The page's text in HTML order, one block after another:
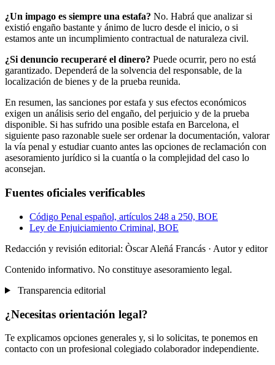
¿Un impago es siempre una estafa? No. Habrá que analizar si
existió engaño bastante y ánimo de lucro desde el inicio, o si
estamos ante un incumplimiento contractual de naturaleza civil.
¿Si denuncio recuperaré el dinero? Puede ocurrir, pero no está
garantizado. Dependerá de la solvencia del responsable, de la
localización de bienes y de la prueba reunida.
En resumen, las sanciones por estafa y sus efectos económicos
exigen un análisis serio del engaño, del perjuicio y de la prueba
disponible. Si has sufrido una posible estafa en Barcelona, el
siguiente paso razonable suele ser ordenar la documentación, valorar
la vía penal y estudiar cuanto antes las opciones de reclamación con
asesoramiento jurídico si la cuantía o la complejidad del caso lo
aconsejan.
Fuentes oficiales verificables
Código Penal español, artículos 248 a 250, BOE
Ley de Enjuiciamiento Criminal, BOE
Redacción y revisión editorial: Òscar Aleñá Francás · Autor y editor
Contenido informativo. No constituye asesoramiento legal.
Transparencia editorial
¿Necesitas orientación legal?
Te explicamos opciones generales y, si lo solicitas, te ponemos en
contacto con un profesional colegiado colaborador independiente.